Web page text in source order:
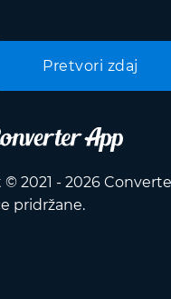
Pretvori zdaj
2021 - 2026
pridržane.